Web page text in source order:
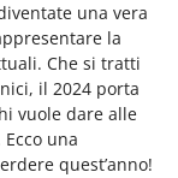
una vera
la
Che si tratti
il 2024 porta
vuole dare alle
una
quest’anno!